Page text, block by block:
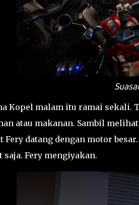
Kopel malam itu ramai
atau makanan. Sambil
Fery datang dengan motor
saja. Fery mengiyakan.